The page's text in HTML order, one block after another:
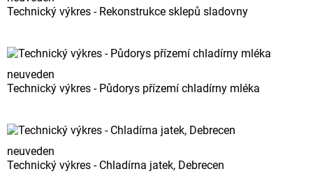
Technický výkres - Rekonstrukce sklepů sladovny
neuveden
Technický výkres - Půdorys přízemí chladírny mléka
neuveden
Technický výkres - Chladírna jatek, Debrecen